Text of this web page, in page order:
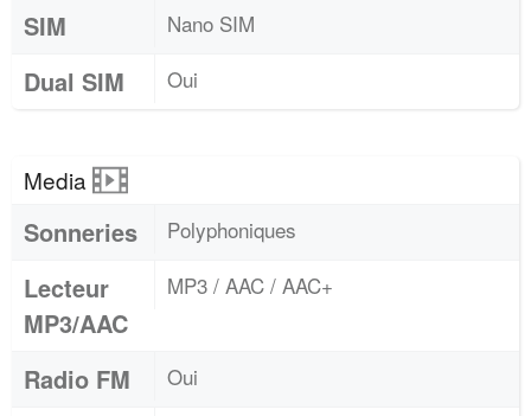
SIM Nano SIM
Dual SIM Oui
Media
Sonneries Polyphoniques
Lecteur
MP3/AAC
MP3 / AAC / AAC+
Radio FM Oui